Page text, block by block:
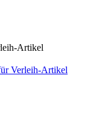
Artikel
Verleih-Artikel